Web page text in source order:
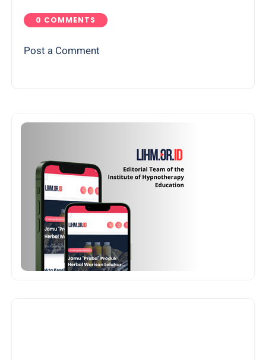
0 COMMENTS
Post a Comment